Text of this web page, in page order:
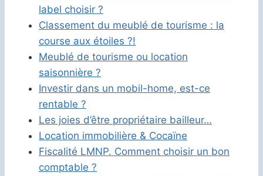
label choisir ?
Classement du meublé de tourisme : la
course aux étoiles ?!
Meublé de tourisme ou location
saisonnière ?
Investir dans un mobil-home, est-ce
rentable ?
Les joies d’être propriétaire bailleur…
Location immobilière & Cocaïne
Fiscalité LMNP. Comment choisir un bon
comptable ?